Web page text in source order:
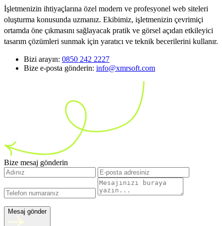
İşletmenizin ihtiyaçlarına özel modern ve profesyonel web siteleri
oluşturma konusunda uzmanız. Ekibimiz, işletmenizin çevrimiçi
ortamda öne çıkmasını sağlayacak pratik ve görsel açıdan etkileyici
tasarım çözümleri sunmak için yaratıcı ve teknik becerilerini kullanır.
Bizi arayın: 0850 242 2227
Bize e-posta gönderin: info@xmrsoft.com
Bize mesaj gönderin
Mesaj gönder